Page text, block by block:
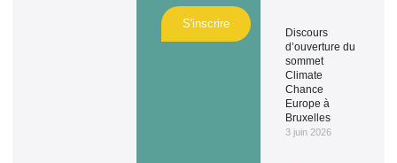
S'inscrire
Discours
d’ouverture du
sommet
Climate
Chance
Europe à
Bruxelles
3 juin 2026